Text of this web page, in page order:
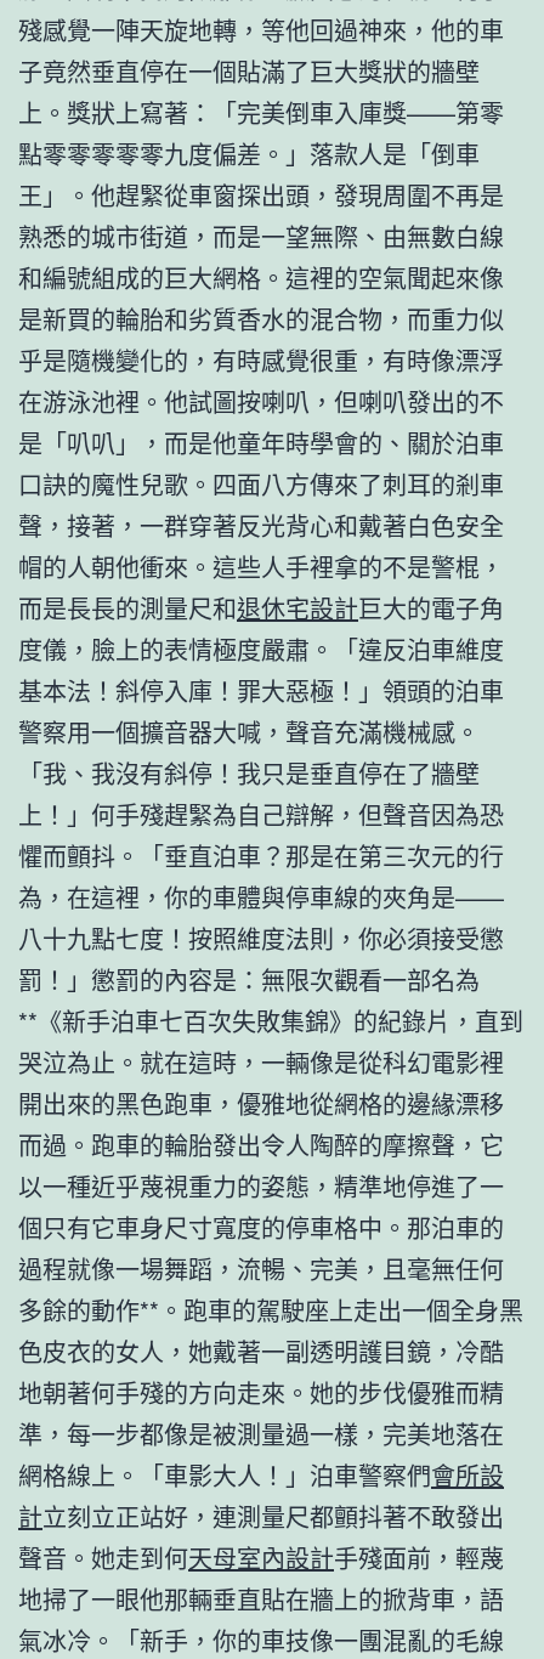
殘感覺一陣天旋地轉，等他回過神來，他的車
子竟然垂直停在一個貼滿了巨大獎狀的牆壁
上。獎狀上寫著：「完美倒車入庫獎——第零
點零零零零零九度偏差。」落款人是「倒車
王」。他趕緊從車窗探出頭，發現周圍不再是
熟悉的城市街道，而是一望無際、由無數白線
和編號組成的巨大網格。這裡的空氣聞起來像
是新買的輪胎和劣質香水的混合物，而重力似
乎是隨機變化的，有時感覺很重，有時像漂浮
在游泳池裡。他試圖按喇叭，但喇叭發出的不
是「叭叭」，而是他童年時學會的、關於泊車
口訣的魔性兒歌。四面八方傳來了刺耳的剎車
聲，接著，一群穿著反光背心和戴著白色安全
帽的人朝他衝來。這些人手裡拿的不是警棍，
而是長長的測量尺和退休宅設計巨大的電子角
度儀，臉上的表情極度嚴肅。「違反泊車維度
基本法！斜停入庫！罪大惡極！」領頭的泊車
警察用一個擴音器大喊，聲音充滿機械感。
「我、我沒有斜停！我只是垂直停在了牆壁
上！」何手殘趕緊為自己辯解，但聲音因為恐
懼而顫抖。「垂直泊車？那是在第三次元的行
為，在這裡，你的車體與停車線的夾角是——
八十九點七度！按照維度法則，你必須接受懲
罰！」懲罰的內容是：無限次觀看一部名為
**《新手泊車七百次失敗集錦》的紀錄片，直到
哭泣為止。就在這時，一輛像是從科幻電影裡
開出來的黑色跑車，優雅地從網格的邊緣漂移
而過。跑車的輪胎發出令人陶醉的摩擦聲，它
以一種近乎蔑視重力的姿態，精準地停進了一
個只有它車身尺寸寬度的停車格中。那泊車的
過程就像一場舞蹈，流暢、完美，且毫無任何
多餘的動作**。跑車的駕駛座上走出一個全身黑
色皮衣的女人，她戴著一副透明護目鏡，冷酷
地朝著何手殘的方向走來。她的步伐優雅而精
準，每一步都像是被測量過一樣，完美地落在
網格線上。「車影大人！」泊車警察們會所設
計立刻立正站好，連測量尺都顫抖著不敢發出
聲音。她走到何天母室內設計手殘面前，輕蔑
地掃了一眼他那輛垂直貼在牆上的掀背車，語
氣冰冷。「新手，你的車技像一團混亂的毛線